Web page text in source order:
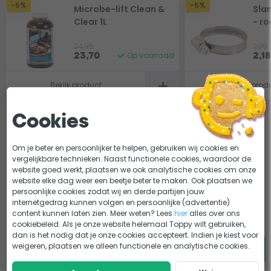
Nadat de zweefalgen en ziektekiemen zijn gedood door de
UVC straling vindt de biologische filtering plaats. De
Hozelock Bioforce 28000 is uitgerust met het alom
bekende Kaldnes K3 filtermedia. Kaldnes is een ideaal
filtermedium voor de aanhechting van micro-organismen.
Deze zijn van essentieel belang voor een stabiele vijver en
een biologisch evenwicht. Bij een nieuwe vijverfilter raden
wij aan om dit filtermedia in te enten met filter bacteriën.
Zo kan je de opstart van jouw vijver(filter) beperken!
-5%
Microbe-lift Clean &
Clear 1L
23,70 Op voorraad
Bekijk product
-5%
-
2,18
Bekijk
1x Hozelock Bioforce 28000 filterset
Voeg producten toe
€0,- korting
599,-
Cookies
Om je beter en persoonlijker te helpen, gebruiken wij cookies en
vergelijkbare technieken. Naast functionele cookies, waardoor de
website goed werkt, plaatsen we ook analytische cookies om onze
website elke dag weer een beetje beter te maken. Ook plaatsen we
persoonlijke cookies zodat wij en derde partijen jouw
internetgedrag kunnen volgen en persoonlijke (advertentie)
content kunnen laten zien. Meer weten? Leeshier alles over ons
cookiebeleid. Als je onze website helemaal Toppy wilt gebruiken,
dan is het nodig dat je onze cookies accepteert. Indien je kiest voor
weigeren, plaatsen we alleen functionele en analytische cookies.